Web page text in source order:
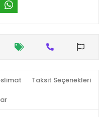
Taksit Seçenekleri